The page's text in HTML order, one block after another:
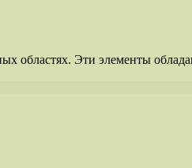
областях. Эти элементы